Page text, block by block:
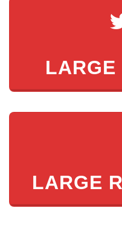
LARGE
LARGE